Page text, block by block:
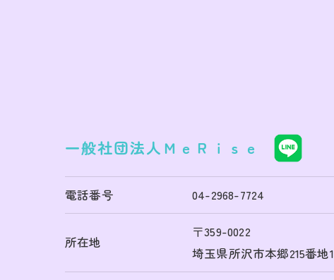
一般社団法人ＭｅＲｉｓｅ
電話番号 04-2968-7724
所在地
〒359-0022
埼玉県所沢市本郷215番地1